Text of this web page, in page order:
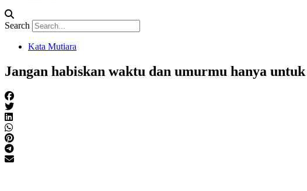
Search
Kata Mutiara
Jangan habiskan waktu dan umurmu hanya untuk